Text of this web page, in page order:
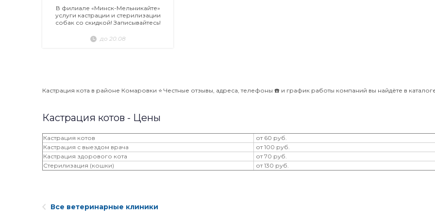
В филиале «Минск-Мельникайте»
услуги кастрации и стерилизации
собак со скидкой! Записывайтесь!
до 20.08
Кастрация кота в районе Комаровки ⭐️ Честные отзывы, адреса, телефоны ☎️ и график работы компаний вы найдёте в каталоге
Кастрация котов - Цены
Кастрация котов
от 60 руб.
Кастрация с выездом врача
от 100 руб.
Кастрация здорового кота
от 70 руб.
Стерилизация (кошки)
от 130 руб.
Все ветеринарные клиники